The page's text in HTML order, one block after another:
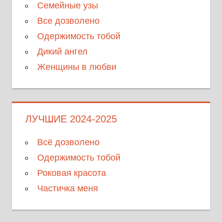
Семейные узы
Все дозволено
Одержимость тобой
Дикий ангел
Женщины в любви
ЛУЧШИЕ 2024-2025
Всё дозволено
Одержимость тобой
Роковая красота
Частичка меня